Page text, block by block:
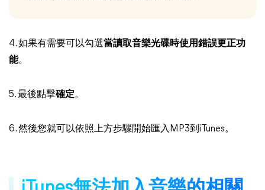
4. 如果有需要可以勾選當讀取音樂光碟時使用錯誤更正功
能。
5. 最後點擊確定。
6. 然後您就可以依照上方步驟開始匯入MP3到iTunes。